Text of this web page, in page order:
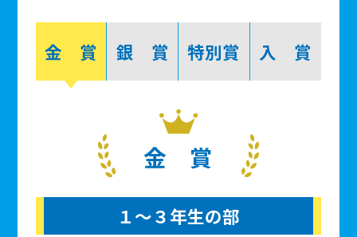
金 賞 銀 賞 特別賞 入 賞
金 賞
１～３年生の部